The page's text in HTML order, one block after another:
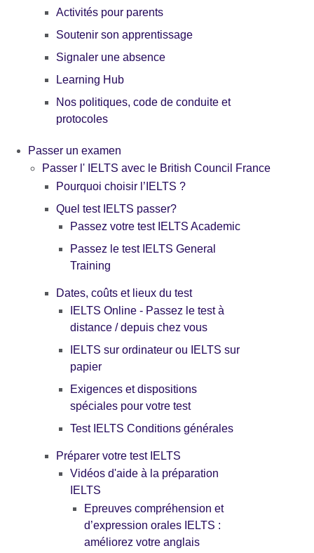
Activités pour parents
Soutenir son apprentissage
Signaler une absence
Learning Hub
Nos politiques, code de conduite et
protocoles
Passer un examen
Passer l' IELTS avec le British Council France
Pourquoi choisir l’IELTS ?
Quel test IELTS passer?
Passez votre test IELTS Academic
Passez le test IELTS General
Training
Dates, coûts et lieux du test
IELTS Online - Passez le test à
distance / depuis chez vous
IELTS sur ordinateur ou IELTS sur
papier
Exigences et dispositions
spéciales pour votre test
Test IELTS Conditions générales
Préparer votre test IELTS
Vidéos d'aide à la préparation
IELTS
Epreuves compréhension et
d’expression orales IELTS :
améliorez votre anglais